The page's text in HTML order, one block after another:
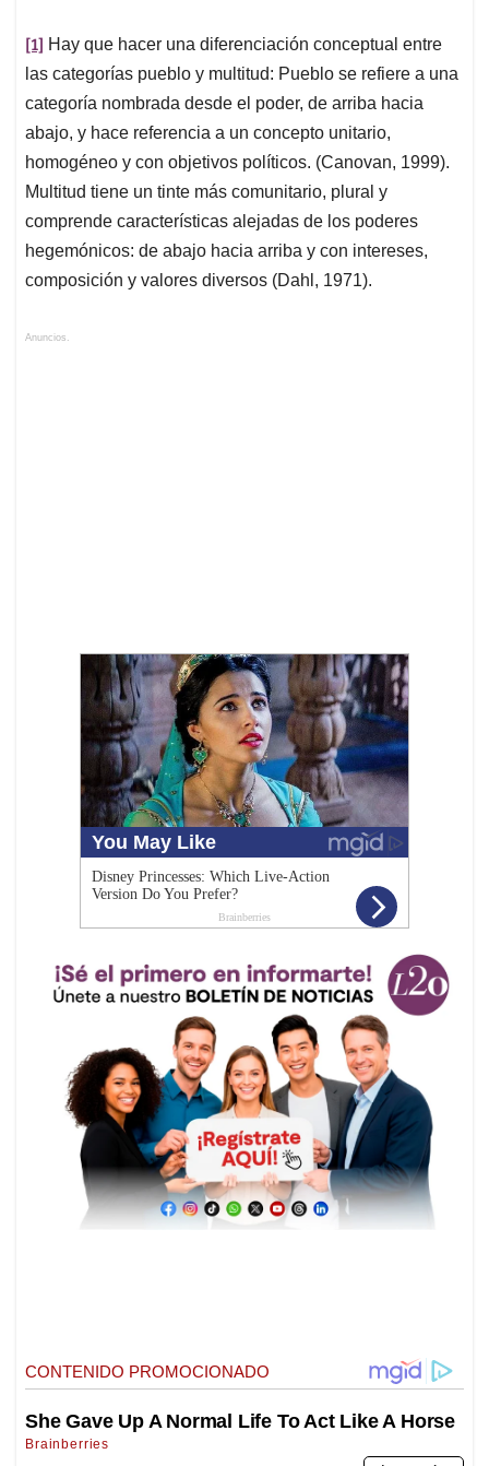
[1] Hay que hacer una diferenciación conceptual entre
las categorías pueblo y multitud: Pueblo se refiere a una
categoría nombrada desde el poder, de arriba hacia
abajo, y hace referencia a un concepto unitario,
homogéneo y con objetivos políticos. (Canovan, 1999).
Multitud tiene un tinte más comunitario, plural y
comprende características alejadas de los poderes
hegemónicos: de abajo hacia arriba y con intereses,
composición y valores diversos (Dahl, 1971).
Anuncios.